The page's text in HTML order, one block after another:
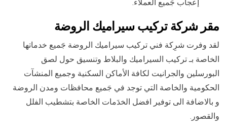
إعجاب جَميع العملاء.
مقر شركة تركيب سيراميك الروضة
لقد وفرت شرِكة فني تركيب سيراميك الروضة جَميع خدماتها
الخاصة بـ تركيب السيراميك والبلاط وتنسيق حول لصق
البورسلين والجرانيت لكافة الأماكن السكنية وجميع المنشآت
الحكومية والخاصة التي توجد في جَميع محافظات ومدن الروضة
و بالاضافة الى توفير افضل الخدَمات الخاصة بتشطيب الفلل
والقصور.